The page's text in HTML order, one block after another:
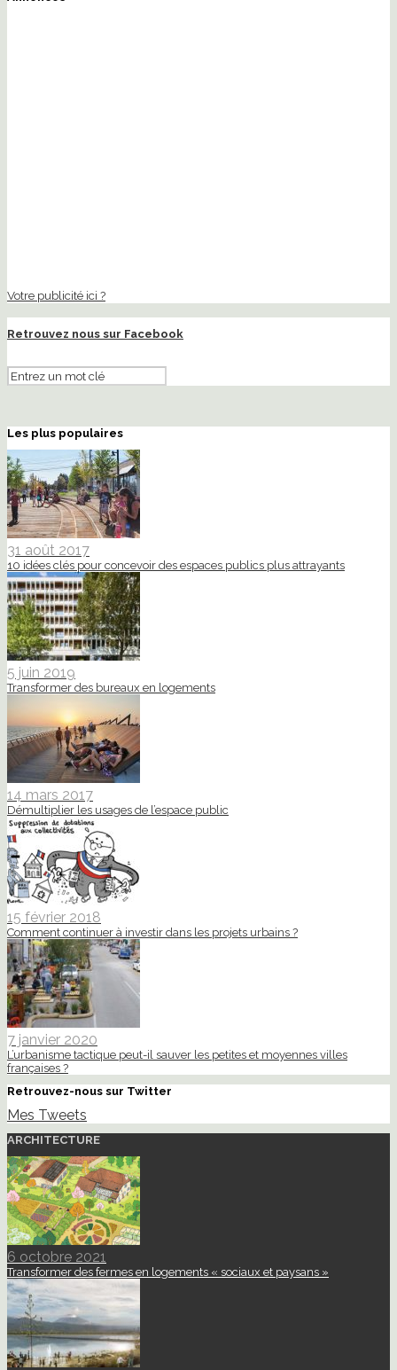
Votre publicité ici ?
Retrouvez nous sur Facebook
Les plus populaires
31 août 2017
10 idées clés pour concevoir des espaces publics plus attrayants
5 juin 2019
Transformer des bureaux en logements
14 mars 2017
Démultiplier les usages de l’espace public
15 février 2018
Comment continuer à investir dans les projets urbains ?
7 janvier 2020
L’urbanisme tactique peut-il sauver les petites et moyennes villes
françaises ?
Retrouvez-nous sur Twitter
Mes Tweets
ARCHITECTURE
6 octobre 2021
Transformer des fermes en logements « sociaux et paysans »